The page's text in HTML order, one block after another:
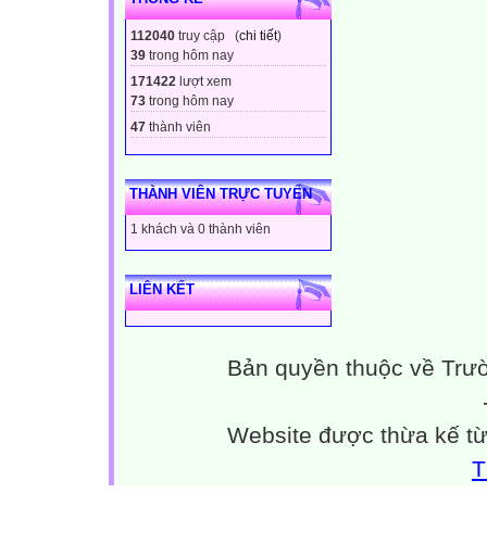
112040 truy cập (chi tiết)
39 trong hôm nay
171422 lượt xem
73 trong hôm nay
47 thành viên
THÀNH VIÊN TRỰC TUYẾN
1 khách và 0 thành viên
LIÊN KẾT
Bản quyền thuộc về
Website được thừa kế